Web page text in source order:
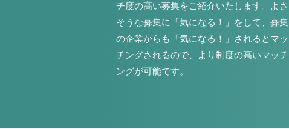
チ度の高い募集をご紹介いたします。よさ
そうな募集に「気になる！」をして、募集
の企業からも「気になる！」されるとマッ
チングされるので、より制度の高いマッチ
ングが可能です。